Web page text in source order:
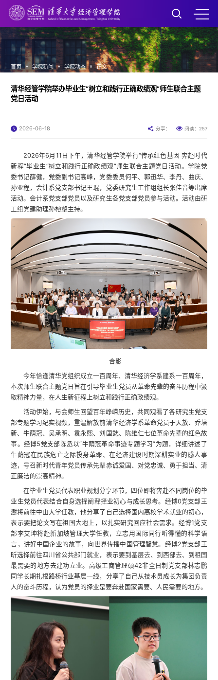
首页 » 学院新闻 » 学院动态 » 正文
清华经管学院举办毕业生“树立和践行正确政绩观”师生联合主题
党日活动
2026-06-18 分享： 阅读： 257
2026年6月11日下午，清华经管学院举行“传承红色基因 奔赴时代
新程”毕业生“树立和践行正确政绩观”师生联合主题党日活动。学院党
委书记薛健，党委副书记高峰，党委委员何平、郭迅华、李丹、曲庆、
孙亚程，会计系党支部书记王琨，党委研究生工作组组长张佳音等出席
活动。会计系党支部党员以及研究生各党支部党员参与活动。活动由研
工组党建助理孙榕壑主持。
合影
今年恰逢清华党组织成立一百周年、清华经济学系建系一百周年，
本次师生联合主题党日旨在引导毕业生党员从革命先辈的奋斗历程中汲
取精神力量，在人生新征程上树立和践行正确政绩观。
活动伊始，与会师生回望百年峥嵘历史，共同观看了各研究生党支
部专题学习纪实视频，重温解放前清华经济学系革命党员于天放、乔培
新、牛荫冠、吴承明、袁永熙、刘国鋕、陈维仁七位革命先辈的红色故
事。经博5党支部陈丞以“牛荫冠革命事迹专题学习”为题，详细讲述了
牛荫冠在民族危亡之际投身革命、在经济建设时期深耕实业的感人事
迹，号召新时代青年党员传承先辈赤诚爱国、对党忠诚、勇于担当、清
正廉洁的崇高精神。
在毕业生党员代表职业规划分享环节，四位即将奔赴不同岗位的毕
业生党员代表结合自身选择阐释择业初心与成长思考。经博0党支部王
澍将前往中山大学任教，他分享了自己选择国内高校学术就业的初心，
表示要把论文写在祖国大地上，以扎实研究回应社会需求。经博1党支
部李艾珅将赴新加坡管理大学任教，立志用国际同行听得懂的科学语
言，讲好中国企业的故事，向世界传播中国管理智慧。经博2党支部王
昕选择前往四川省公共部门就业，表示要到基层去、到西部去、到祖国
最需要的地方去建功立业。高级工商管理硕42非全日制党支部林志鹏
同学长期扎根路桥行业基层一线，分享了自己从技术员成长为集团负责
人的奋斗历程，认为党员的择业是要奔赴国家需要、人民需要的地方。